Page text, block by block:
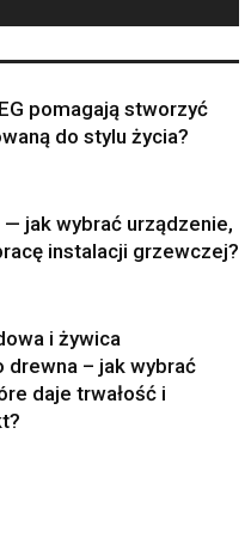
pomagają stworzyć
do stylu życia?
— jak wybrać urządzenie,
instalacji grzewczej?
i żywica
drewna – jak wybrać
daje trwałość i